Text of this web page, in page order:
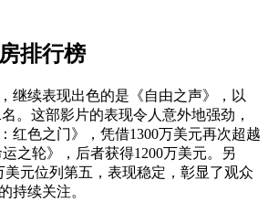
排行榜
继续表现出色的是《自由之声》，以
。这部影片的表现令人意外地强劲，
红色之门》，凭借1300万美元再次超越
运之轮》，后者获得1200万美元。另
美元位列第五，表现稳定，彰显了观众
持续关注。